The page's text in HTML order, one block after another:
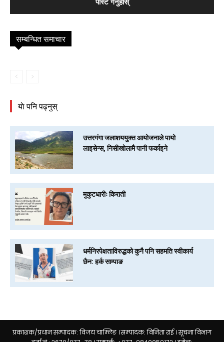
सम्बन्धित समाचार
याे पनि पढ्नुस्
उत्तरगंगा जलाशययुक्त आयोजनाले पायो
लाइसेन्स, निसीखोलामै पानी फर्काइने
मुकुटधारीः किराती
धर्मनिरपेक्षताविरुद्धको कुनै पनि सहमति स्वीकार्य
छैन: हर्क साम्पाङ
प्रकाशक/प्रधान सम्पादक: विजय चाम्लिङ । सम्पादक: विनिता राई । सूचना विभाग